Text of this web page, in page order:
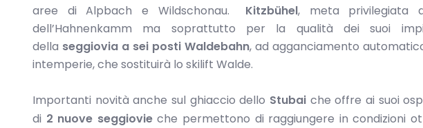
aree di Alpbach e Wildschonau. Kitzbühel, meta privilegiata
dell’Hahnenkamm ma soprattutto per la qualità dei suoi
della seggiovia a sei posti Waldebahn, ad agganciamento
intemperie, che sostituirà lo skilift Walde.
Importanti novità anche sul ghiaccio dello Stubai che offre ai suoi
di 2 nuove seggiovieche permettono di raggiungere in condizioni